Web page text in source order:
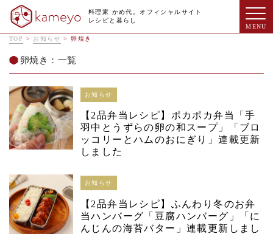
料理家 かめ代。オフィシャルサイト
レシピと暮らし
TOP > お知らせ >卵焼き
卵焼き：一覧
お知らせ
【2品弁当レシピ】ポカポカ弁当「手
羽中とうずらの卵の和スープ」「ブロ
ッコリーとハムのおにぎり」連載更新
しました
お知らせ
【2品弁当レシピ】ふんわり冬のお弁
当ハンバーグ「豆腐ハンバーグ」「に
んじんの海苔バター」連載更新しまし